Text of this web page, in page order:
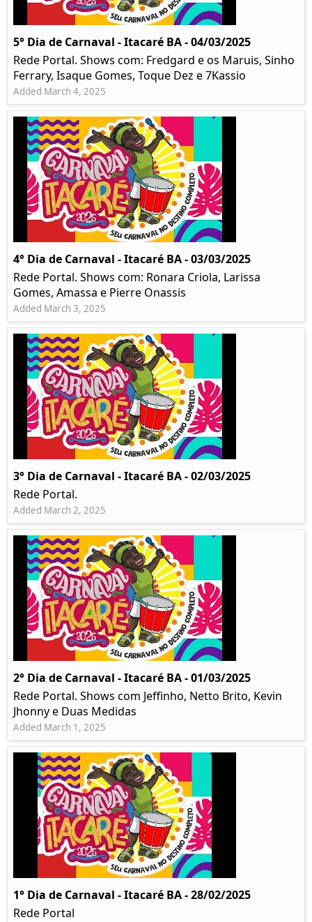
5° Dia de Carnaval - Itacaré BA - 04/03/2025
Rede Portal. Shows com: Fredgard e os Maruis, Sinho
Ferrary, Isaque Gomes, Toque Dez e 7Kassio
Added March 4, 2025
4° Dia de Carnaval - Itacaré BA - 03/03/2025
Rede Portal. Shows com: Ronara Criola, Larissa
Gomes, Amassa e Pierre Onassis
Added March 3, 2025
3° Dia de Carnaval - Itacaré BA - 02/03/2025
Rede Portal.
Added March 2, 2025
2° Dia de Carnaval - Itacaré BA - 01/03/2025
Rede Portal. Shows com Jeffinho, Netto Brito, Kevin
Jhonny e Duas Medidas
Added March 1, 2025
1° Dia de Carnaval - Itacaré BA - 28/02/2025
Rede Portal